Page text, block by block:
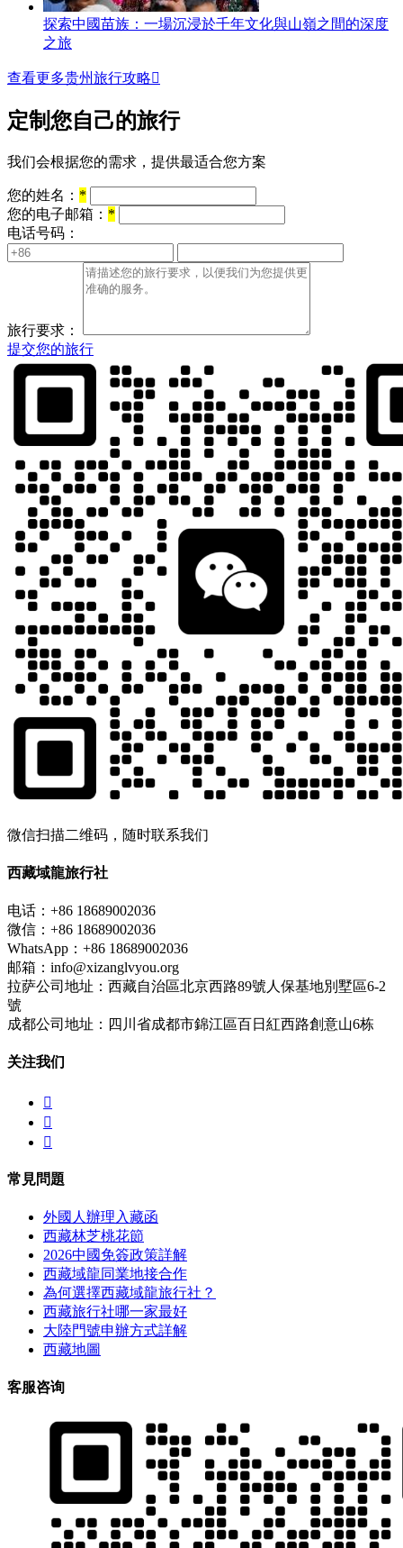
探索中國苗族：一場沉浸於千年文化與山嶺之間的深度
之旅
查看更多贵州旅行攻略
定制您自己的旅行
我们会根据您的需求，提供最适合您方案
您的姓名： *
您的电子邮箱： *
电话号码：
旅行要求：
提交您的旅行
微信扫描二维码，随时联系我们
西藏域龍旅行社
电话：+86 18689002036
微信：+86 18689002036
WhatsApp：+86 18689002036
邮箱：info@xizanglvyou.org
拉萨公司地址：西藏自治區北京西路89號人保基地別墅區6-2
號
成都公司地址：四川省成都市錦江區百日紅西路創意山6栋
关注我们



常見問題
外國人辦理入藏函
西藏林芝桃花節
2026中國免簽政策詳解
西藏域龍同業地接合作
為何選擇西藏域龍旅行社？
西藏旅行社哪一家最好
大陸門號申辦方式詳解
西藏地圖
客服咨询